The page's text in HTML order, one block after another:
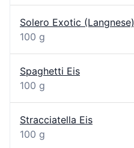
Solero Exotic (Langnese)
100 g
Spaghetti Eis
100 g
Stracciatella Eis
100 g